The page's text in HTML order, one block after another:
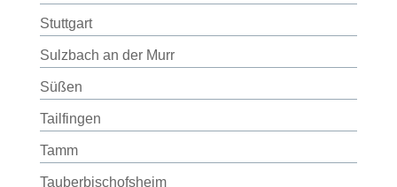
Stuttgart
Sulzbach an der Murr
Süßen
Tailfingen
Tamm
Tauberbischofsheim